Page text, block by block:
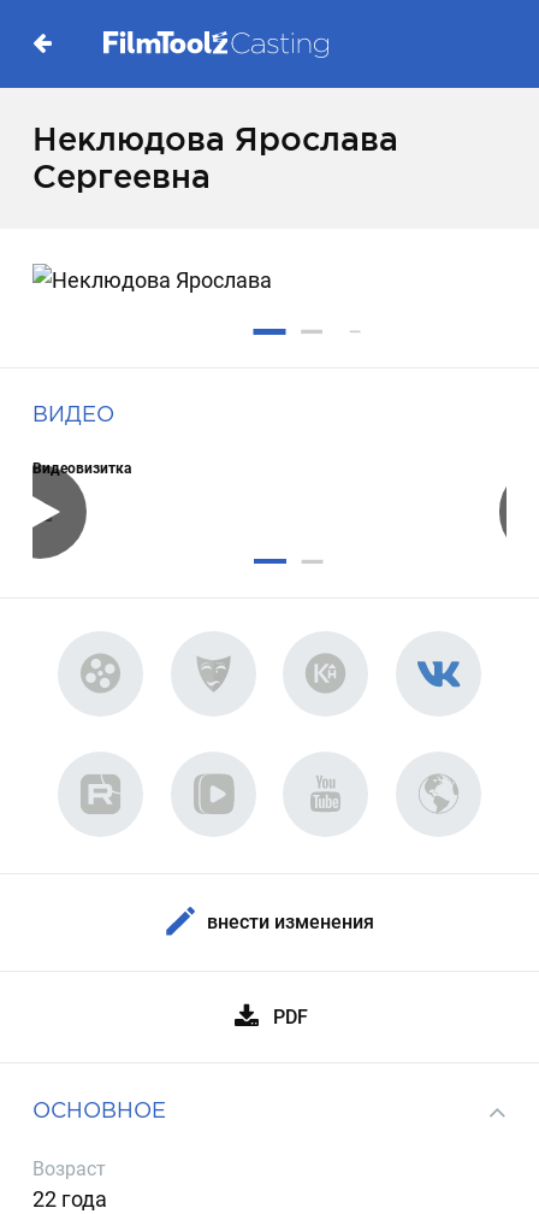
Неклюдова Ярослава
Сергеевна
ВИДЕО
Видеовизитка
внести изменения
PDF
ОСНОВНОЕ
Возраст
22 года